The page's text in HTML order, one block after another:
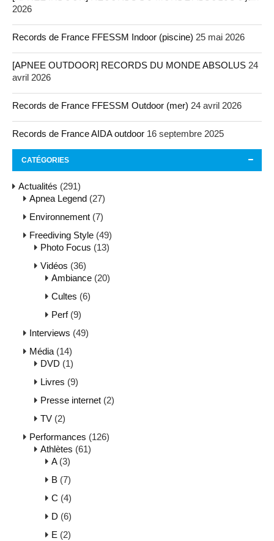
2026
Records de France FFESSM Indoor (piscine) 25 mai 2026
[APNEE OUTDOOR] RECORDS DU MONDE ABSOLUS 24
avril 2026
Records de France FFESSM Outdoor (mer) 24 avril 2026
Records de France AIDA outdoor 16 septembre 2025
CATÉGORIES
Actualités (291)
Apnea Legend (27)
Environnement (7)
Freediving Style (49)
Photo Focus (13)
Vidéos (36)
Ambiance (20)
Cultes (6)
Perf(9)
Interviews (49)
Média (14)
DVD (1)
Livres (9)
Presse internet (2)
TV (2)
Performances (126)
Athlètes (61)
A(3)
B (7)
C (4)
D (6)
E (2)